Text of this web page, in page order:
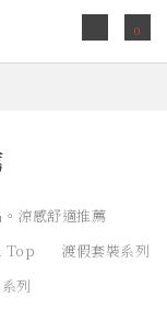
0
涼感舒適推薦
Top
渡假套裝系列
列